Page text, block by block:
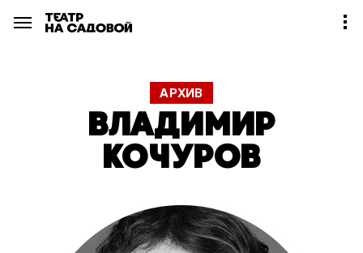
АРХИВ
ВЛАДИМИР
КОЧУРОВ